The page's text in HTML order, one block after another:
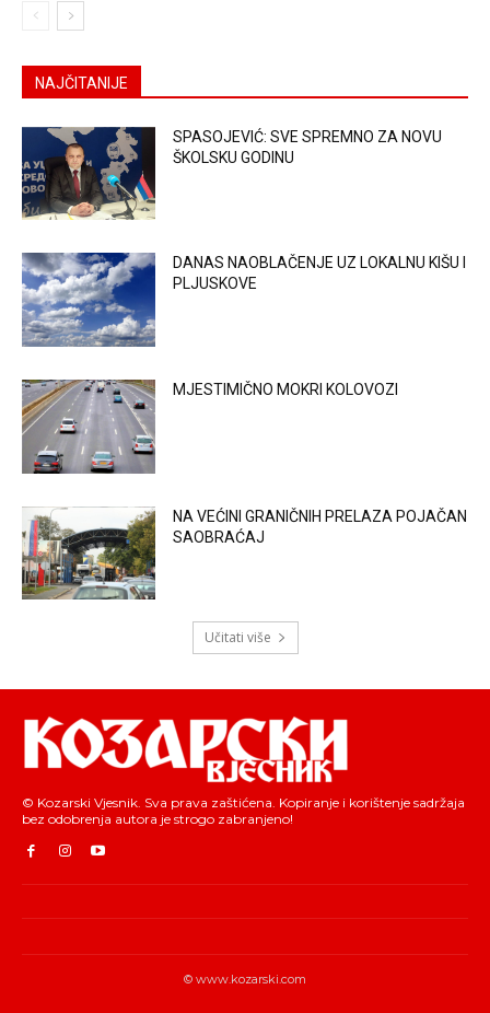
NAJČITANIJE
SPASOJEVIĆ: SVE SPREMNO ZA NOVU
ŠKOLSKU GODINU
DANAS NAOBLAČENJE UZ LOKALNU KIŠU I
PLJUSKOVE
MJESTIMIČNO MOKRI KOLOVOZI
NA VEĆINI GRANIČNIH PRELAZA POJAČAN
SAOBRAĆAJ
Učitati više
© Kozarski Vjesnik. Sva prava zaštićena. Kopiranje i korištenje sadržaja
bez odobrenja autora je strogo zabranjeno!
© www.kozarski.com